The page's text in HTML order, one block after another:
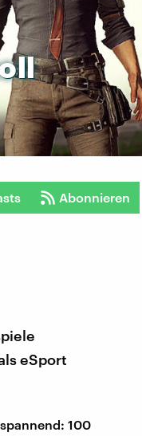
Abonnieren
eSport
100